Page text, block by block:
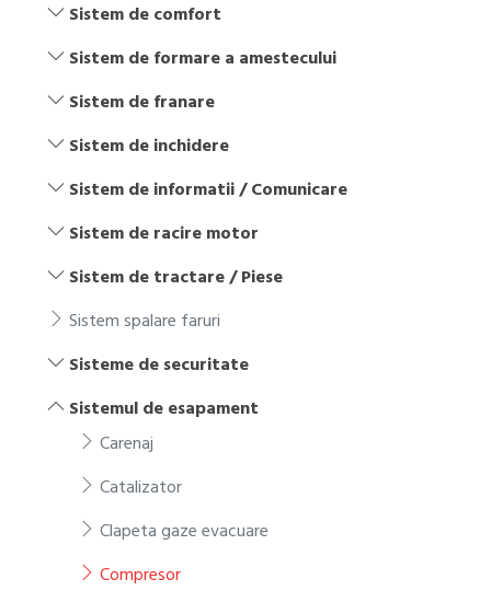
Sistem de comfort
Sistem de formare a amestecului
Sistem de franare
Sistem de inchidere
Sistem de informatii / Comunicare
Sistem de racire motor
Sistem de tractare / Piese
Sistem spalare faruri
Sisteme de securitate
Sistemul de esapament
Carenaj
Catalizator
Clapeta gaze evacuare
Compresor